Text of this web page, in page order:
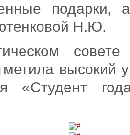
подарки,
Н.Ю.
высокий
«Студент